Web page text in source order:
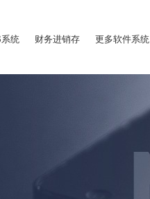
统 财务进销存 更多软件系统